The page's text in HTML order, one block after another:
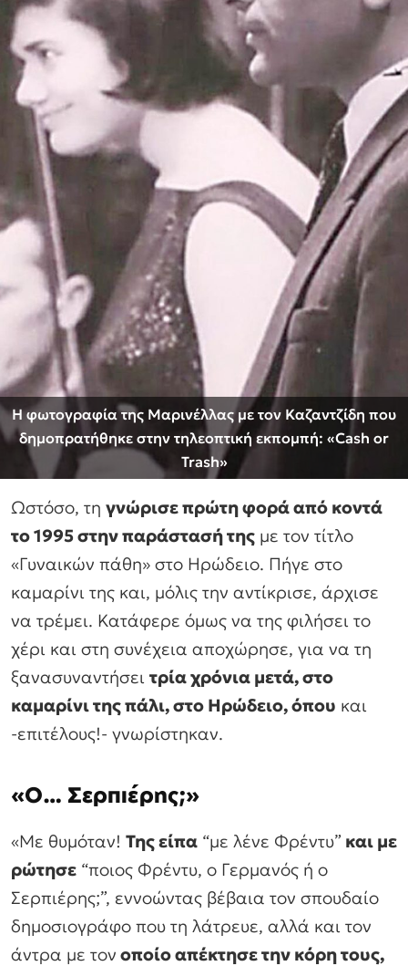
Η φωτογραφία της Μαρινέλλας με τον Καζαντζίδη που
δημοπρατήθηκε στην τηλεοπτική εκπομπή: «Cash or
Trash»
Ωστόσο, τη γνώρισε πρώτη φορά από κοντά
το 1995 στην παράστασή της με τον τίτλο
«Γυναικών πάθη» στο Ηρώδειο. Πήγε στο
καμαρίνι της και, μόλις την αντίκρισε, άρχισε
να τρέμει. Κατάφερε όμως να της φιλήσει το
χέρι και στη συνέχεια αποχώρησε, για να τη
ξανασυναντήσει τρία χρόνια μετά, στο
καμαρίνι της πάλι, στο Ηρώδειο, όπου και
-επιτέλους!- γνωρίστηκαν.
«Ο… Σερπιέρης;»
«Με θυμόταν! Της είπα “με λένε Φρέντυ” και με
ρώτησε “ποιος Φρέντυ, ο Γερμανός ή ο
Σερπιέρης;”, εννοώντας βέβαια τον σπουδαίο
δημοσιογράφο που τη λάτρευε, αλλά και τον
άντρα με τον οποίο απέκτησε την κόρη τους,